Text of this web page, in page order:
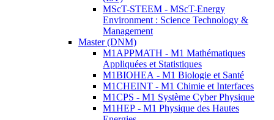
MScT-STEEM - MScT-Energy
Environment : Science Technology &
Management
Master (DNM)
M1APPMATH - M1 Mathématiques
Appliquées et Statistiques
M1BIOHEA - M1 Biologie et Santé
M1CHEINT - M1 Chimie et Interfaces
M1CPS - M1 Système Cyber Physique
M1HEP - M1 Physique des Hautes